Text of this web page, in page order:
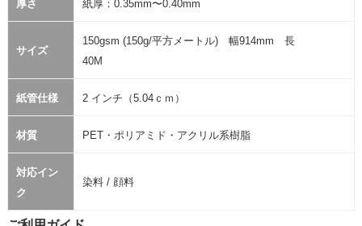
厚さ 紙厚：0.35mm〜0.40mm
サイズ
150gsm (150g/平方メートル) 幅914mm 長
40M
紙管仕様 2 インチ（5.04ｃｍ）
材質 PET・ポリアミド・アクリル系樹脂
対応イン
ク
染料 / 顔料